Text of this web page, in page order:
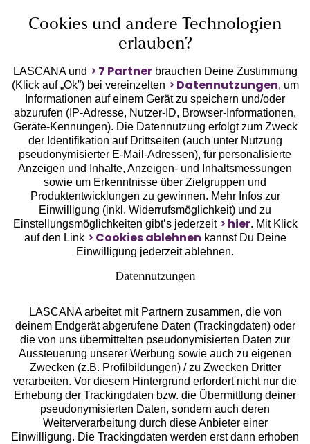
Geprüfte Sicherheit
Unsere Apps
Services
Beratung
Über uns
Cookies und andere Technologien
erlauben?
LASCANA und 7 Partnerbrauchen Deine Zustimmung
(Klick auf „Ok”) bei vereinzelten
Datennutzungen, um
Informationen auf einem Gerät zu speichern und/oder
abzurufen (IP-Adresse, Nutzer-ID, Browser-Informationen,
Geräte-Kennungen). Die Datennutzung erfolgt zum Zweck
der Identifikation auf Drittseiten (auch unter Nutzung
pseudonymisierter E-Mail-Adressen), für personalisierte
Anzeigen und Inhalte, Anzeigen- und Inhaltsmessungen
sowie um Erkenntnisse über Zielgruppen und
Produktentwicklungen zu gewinnen. Mehr Infos zur
Einwilligung (inkl. Widerrufsmöglichkeit) und zu
Einstellungsmöglichkeiten gibt’s jederzeit
hier. Mit Klick
auf den Link
Cookies ablehnen kannst Du Deine
Einwilligung jederzeit ablehnen.
Datennutzungen
LASCANA arbeitet mit Partnern zusammen, die von
deinem Endgerät abgerufene Daten (Trackingdaten) oder
die von uns übermittelten pseudonymisierten Daten zur
Aussteuerung unserer Werbung sowie auch zu eigenen
Zwecken (z.B. Profilbildungen) / zu Zwecken Dritter
verarbeiten. Vor diesem Hintergrund erfordert nicht nur die
Erhebung der Trackingdaten bzw. die Übermittlung deiner
pseudonymisierten Daten, sondern auch deren
Weiterverarbeitung durch diese Anbieter einer
Einwilligung. Die Trackingdaten werden erst dann erhoben